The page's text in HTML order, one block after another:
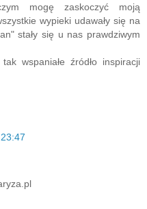
mogę zaskoczyć moją
wypieki udawały się na
stały się u nas prawdziwym
wspaniałe źródło inspiracji